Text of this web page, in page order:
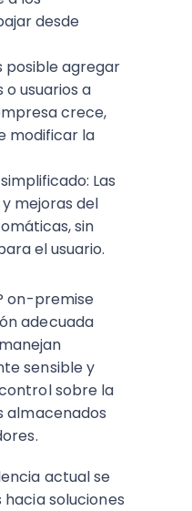
desde
posible agregar
o usuarios a
crece,
modificar la
Las
mejoras del
sin
el usuario.
on-premise
adecuada
sensible y
sobre la
almacenados
actual se
soluciones